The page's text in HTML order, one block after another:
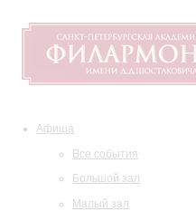
Афиша
Все события
Большой зал
Малый зал